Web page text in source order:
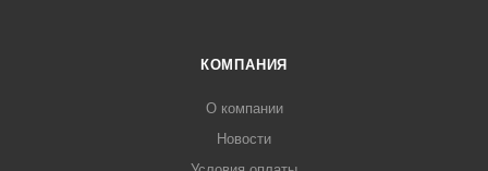
КОМПАНИЯ
О компании
Новости